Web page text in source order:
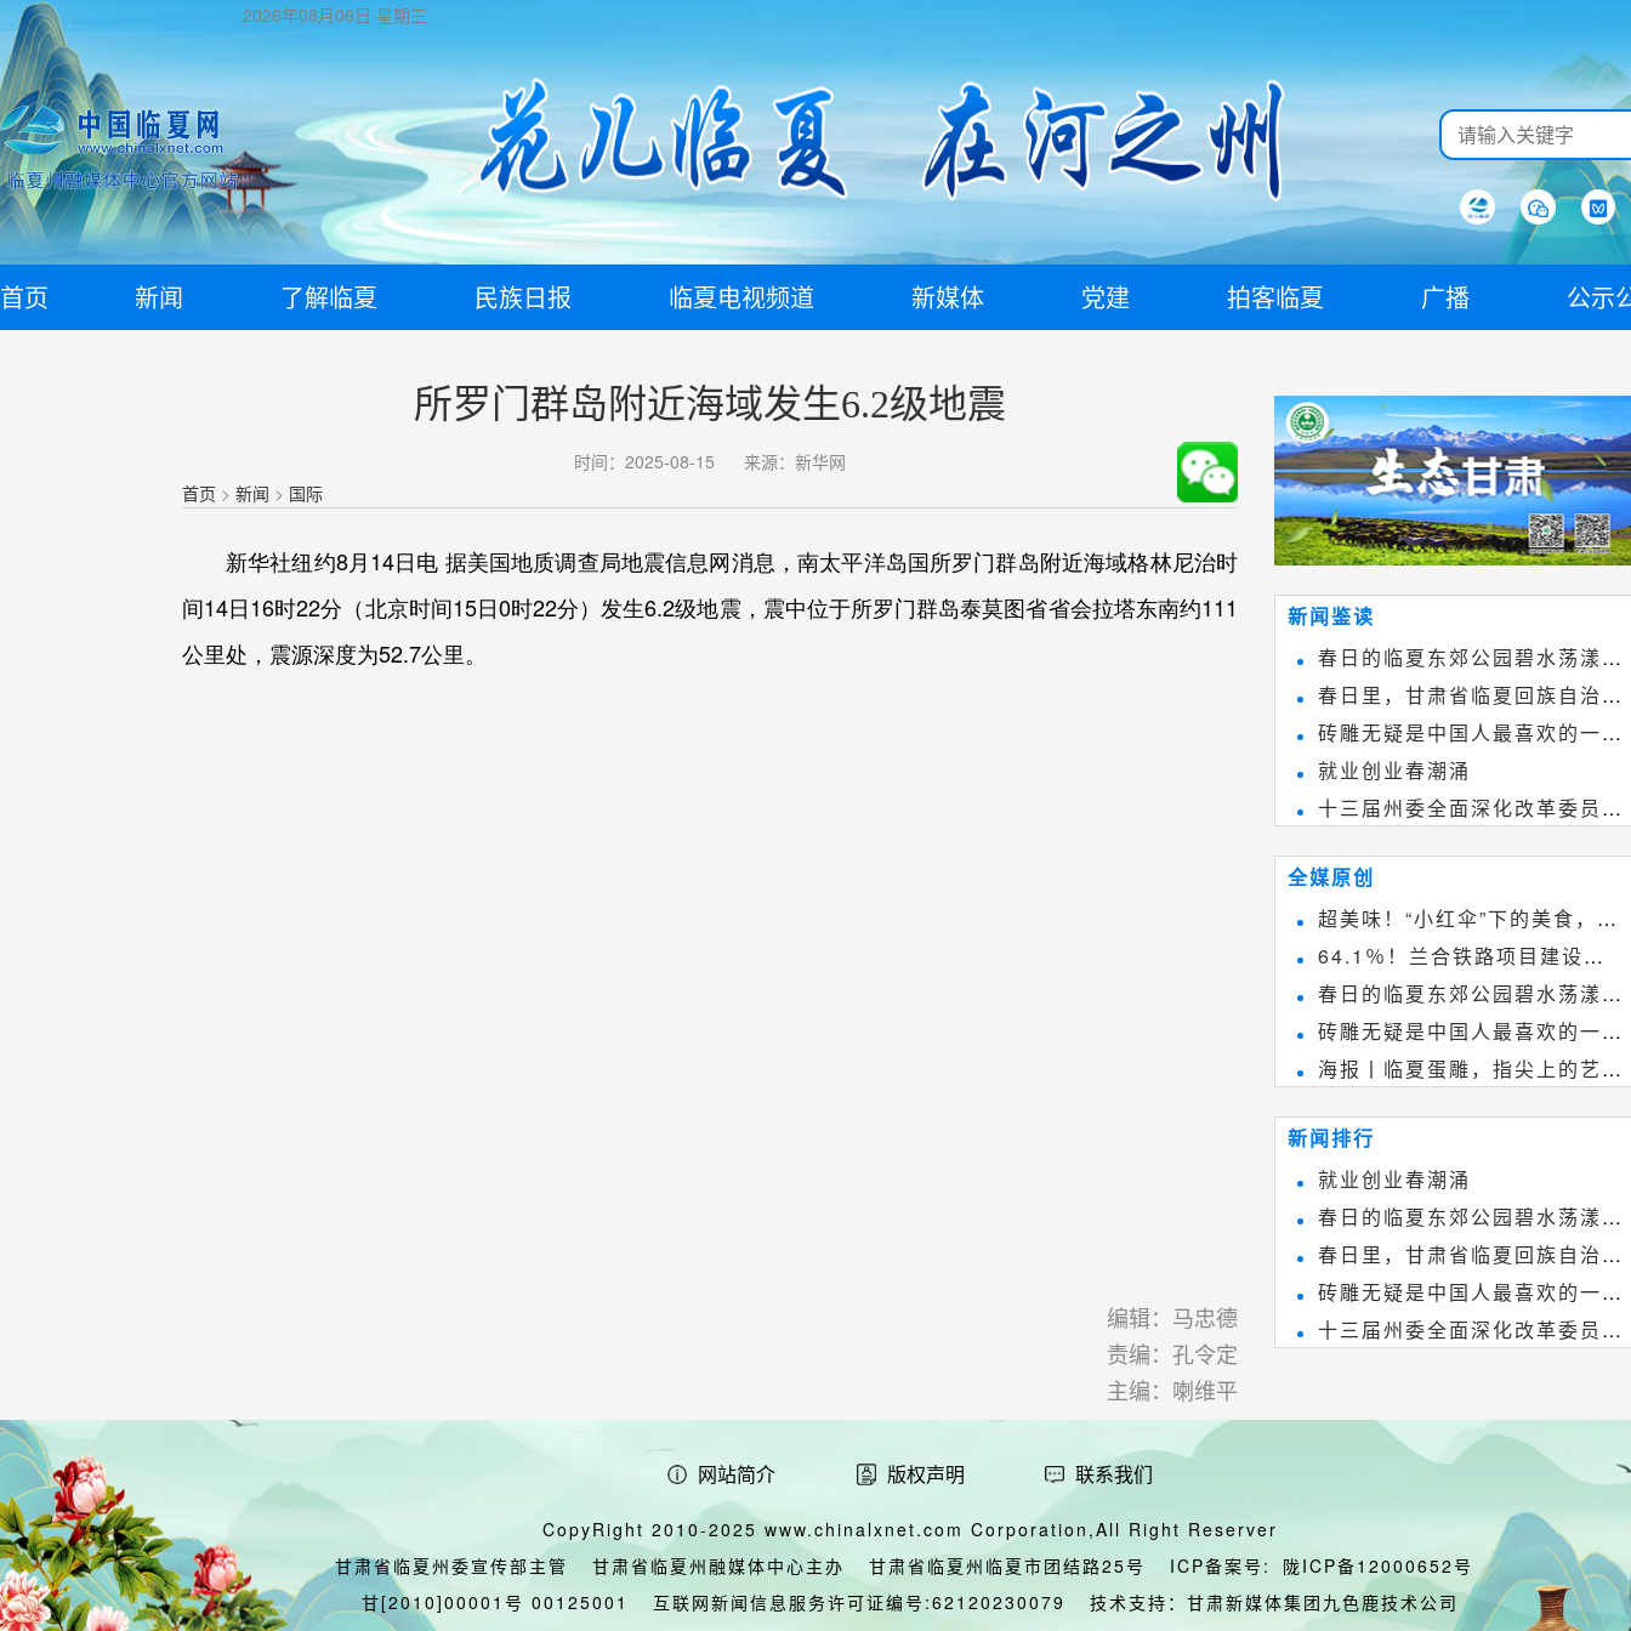
2026年08月06日 星期三
首页 新闻 了解临夏 民族日报 临夏电视频道 新媒体 党建 拍客临夏 广播 公示
所罗门群岛附近海域发生6.2级地震
时间：2025-08-15
来源：新华网
首页 > 新闻 > 国际
新华社纽约8月14日电 据美国地质调查局地震信息网消息，南太平洋岛国所罗门群岛附近海域格林尼治时
间14日16时22分（北京时间15日0时22分）发生6.2级地震，震中位于所罗门群岛泰莫图省省会拉塔东南约111
公里处，震源深度为52.7公里。
编辑：马忠德
责编：孔令定
主编：喇维平
新闻鉴读
春日的临夏东郊公园碧水荡漾、
春花烂漫
春日里，甘肃省临夏回族自治州
境内的刘家峡大桥，壮观美丽!
砖雕无疑是中国人最喜欢的一种
雕刻艺术，它不仅是民间实用美术
和建筑装饰艺术的有机结合，更成
为中国建筑史上彰品东方美不可磨
就业创业春潮涌
十三届州委全面深化改革委员会
第八次会议召开
全媒原创
超美味！“小红伞”下的美食，绝
不能错过~
64.1％！兰合铁路项目建设加
速推进
春日的临夏东郊公园碧水荡漾、
春花烂漫
砖雕无疑是中国人最喜欢的一种
雕刻艺术，它不仅是民间实用美术
和建筑装饰艺术的有机结合，更成
为中国建筑史上彰品东方美不可磨
灭的一笔。一方青砖里不仅藏着广
海报丨临夏蛋雕，指尖上的艺术
~
新闻排行
就业创业春潮涌
春日的临夏东郊公园碧水荡漾、
春花烂漫
春日里，甘肃省临夏回族自治州
境内的刘家峡大桥，壮观美丽!
砖雕无疑是中国人最喜欢的一种
雕刻艺术，它不仅是民间实用美术
为中国建筑史上彰品东方美不可磨
灭的一笔。一方青砖里不仅藏着广
十三届州委全面深化改革委员会
网站简介 版权声明 联系我们
CopyRight 2010-2025 www.chinalxnet.com Corporation,All Right Reserver
甘肃省临夏州委宣传部主管
甘肃省临夏州融媒体中心主办 甘肃省临夏州临夏市团结路25号 ICP备案号:
陇ICP备12000652号
甘[2010]00001号 00125001
互联网新闻信息服务许可证编号:62120230079 技术支持：甘肃新媒体集团九色鹿技术公司